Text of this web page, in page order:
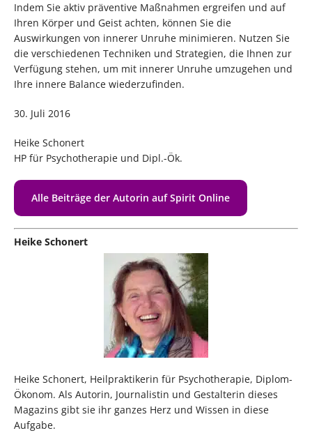
Indem Sie aktiv präventive Maßnahmen ergreifen und auf
Ihren Körper und Geist achten, können Sie die
Auswirkungen von innerer Unruhe minimieren. Nutzen Sie
die verschiedenen Techniken und Strategien, die Ihnen zur
Verfügung stehen, um mit innerer Unruhe umzugehen und
Ihre innere Balance wiederzufinden.
30. Juli 2016
Heike Schonert
HP für Psychotherapie und Dipl.-Ök.
Alle Beiträge der Autorin auf Spirit Online
Heike Schonert
Heike Schonert, Heilpraktikerin für Psychotherapie, Diplom-
Ökonom. Als Autorin, Journalistin und Gestalterin dieses
Magazins gibt sie ihr ganzes Herz und Wissen in diese
Aufgabe.